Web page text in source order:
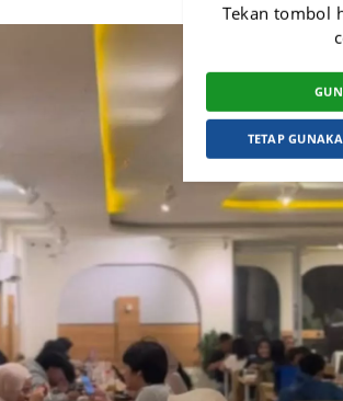
Tekan tombol
TETAP